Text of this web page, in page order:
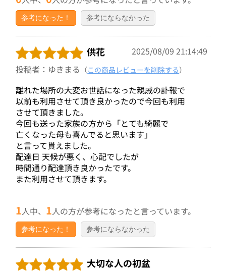
参考になった！ 参考にならなかった
供花
2025/08/09 21:14:49
投稿者：ゆきまる （この商品レビューを削除する）
離れた場所の大変お世話になった親戚の訃報で
以前も利用させて頂き良かったので今回も利用
させて頂きました。
今回も送った家族の方から「とても綺麗で
亡くなった母も喜んでると思います」
と言って貰えました。
配達日 天候が悪く、心配でしたが
時間通り配達頂き良かったです。
また利用させて頂きます。
1人中、 1人の方が参考になったと言っています。
参考になった！ 参考にならなかった
大切な人の初盆